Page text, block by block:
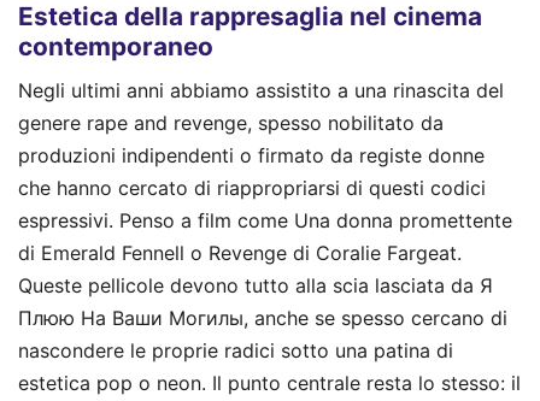
Estetica della rappresaglia nel cinema
contemporaneo
Negli ultimi anni abbiamo assistito a una rinascita del
genere rape and revenge, spesso nobilitato da
produzioni indipendenti o firmato da registe donne
che hanno cercato di riappropriarsi di questi codici
espressivi. Penso a film come Una donna promettente
di Emerald Fennell o Revenge di Coralie Fargeat.
Queste pellicole devono tutto alla scia lasciata da Я
Плюю На Ваши Могилы, anche se spesso cercano di
nascondere le proprie radici sotto una patina di
estetica pop o neon. Il punto centrale resta lo stesso: il